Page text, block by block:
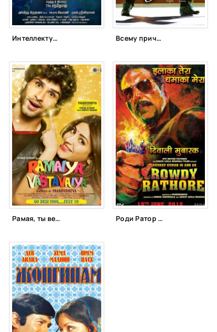
Интеллектуал (2016) Всему причина – любовь! (2012)
Рамая, ты вернёшься (2013) Роди Ратор (2012)